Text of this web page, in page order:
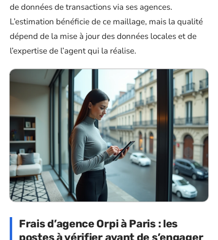
de données de transactions via ses agences.
L’estimation bénéficie de ce maillage, mais la qualité
dépend de la mise à jour des données locales et de
l’expertise de l’agent qui la réalise.
Frais d’agence Orpi à Paris : les
postes à vérifier avant de s’engager